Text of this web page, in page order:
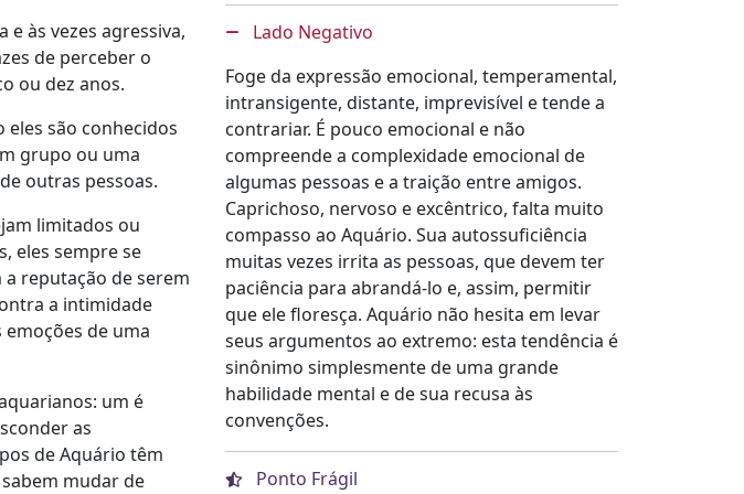
às vezes agressiva,
de perceber o
ou dez anos.
são conhecidos
grupo ou uma
outras pessoas.
limitados ou
eles sempre se
reputação de serem
a intimidade
de uma
um é
as
de Aquário têm
mudar de
Lado Negativo
Foge da expressão emocional, temperamental,
intransigente, distante, imprevisível e tende a
contrariar. É pouco emocional e não
compreende a complexidade emocional de
algumas pessoas e a traição entre amigos.
Caprichoso, nervoso e excêntrico, falta muito
compasso ao Aquário. Sua autossuficiência
muitas vezes irrita as pessoas, que devem ter
paciência para abrandá-lo e, assim, permitir
que ele floresça. Aquário não hesita em levar
seus argumentos ao extremo: esta tendência é
sinônimo simplesmente de uma grande
habilidade mental e de sua recusa às
convenções.
Ponto Frágil